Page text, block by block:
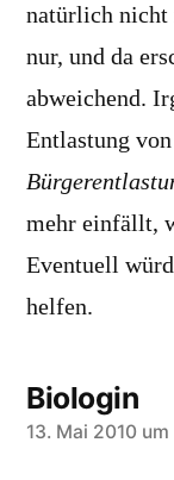
natürlich nicht
nur, und da
abweichend.
Entlastung
mehr einfällt,
Eventuell
helfen.
Biologin
sagt:
13. Mai 2010